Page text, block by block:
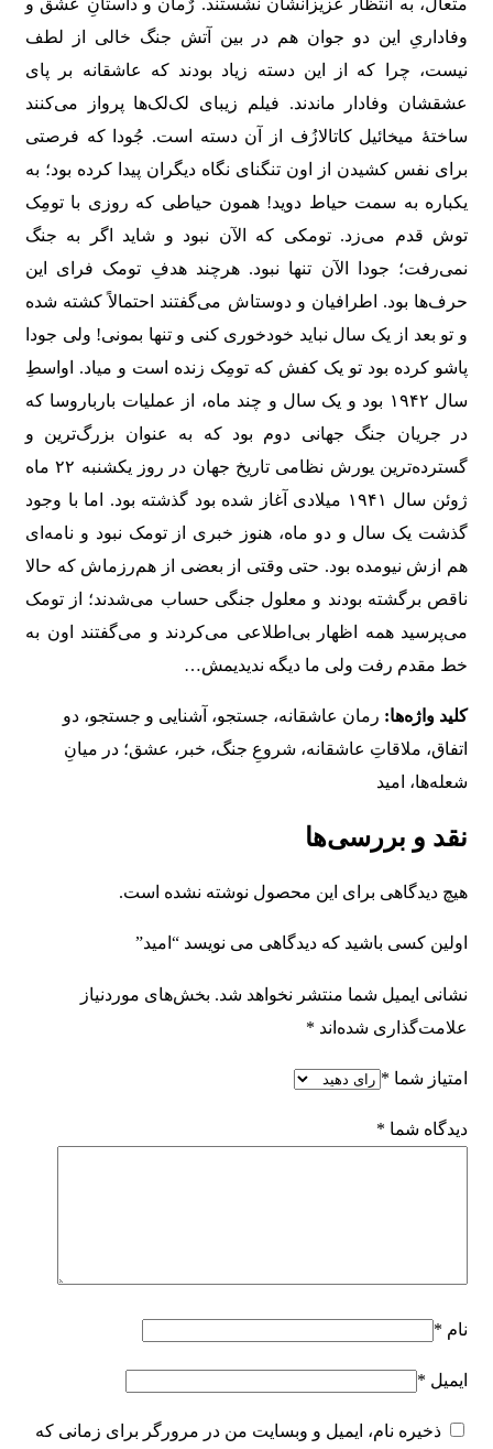
متعال، به انتظار عزیزانشان نشستند. رٌمان و داستانِ عشق و
وفاداریِ این دو جوان هم در بین آتش جنگ خالی از لطف
نیست، چرا که از این دسته زیاد بودند که عاشقانه بر پای
عشقشان وفادار ماندند. فیلم زیبای لک‌لک‌ها پرواز می‌کنند
ساختۀ میخائیل کاتالازُف از آن دسته است. جُودا که فرصتی
برای نفس کشیدن از اون تنگنای نگاه دیگران پیدا کرده بود؛ به
یکباره به سمت حیاط دوید! همون حیاطی که روزی با تومِک
توش قدم می‌زد. تومکی که الآن نبود و شاید اگر به جنگ
نمی‌رفت؛ جودا الآن تنها نبود. هرچند هدفِ تومک فرای این
حرف‌ها بود. اطرافیان و دوستاش می‌گفتند احتمالاً کشته شده
و تو بعد از یک سال نباید خودخوری کنی و تنها بمونی! ولی جودا
پاشو کرده بود تو یک کفش که تومِک زنده است و میاد. اواسطِ
سال ۱۹۴۲ بود و یک سال و چند ماه، از عملیات بارباروسا که
در جریان جنگ جهانی دوم بود که به عنوان بزرگ‌ترین و
گسترده‌ترین یورش نظامی تاریخ جهان در روز یکشنبه ۲۲ ماه
ژوئن سال ۱۹۴۱ میلادی آغاز شده بود گذشته بود. اما با وجود
گذشت یک سال و دو ماه، هنوز خبری از تومک نبود و نامه‌ای
هم ازش نیومده بود. حتی وقتی از بعضی از هم‌رزماش که حالا
ناقص برگشته بودند و معلول جنگی حساب می‌شدند؛ از تومک
می‌پرسید همه اظهار بی‌اطلاعی می‌کردند و می‌گفتند اون به
خط مقدم رفت ولی ما دیگه ندیدیمش…
کلید واژه‌ها: رمان عاشقانه، جستجو، آشنایی و جستجو، دو
اتفاق، ملاقاتِ عاشقانه، شروعِ جنگ، خبر، عشق؛ در میانِ
شعله‌ها، امید
نقد و بررسی‌ها
هیچ دیدگاهی برای این محصول نوشته نشده است.
اولین کسی باشید که دیدگاهی می نویسد “امید”
نشانی ایمیل شما منتشر نخواهد شد. بخش‌های موردنیاز
علامت‌گذاری شده‌اند *
امتیاز شما *
دیدگاه شما *
نام *
ایمیل *
ذخیره نام، ایمیل و وبسایت من در مرورگر برای زمانی که